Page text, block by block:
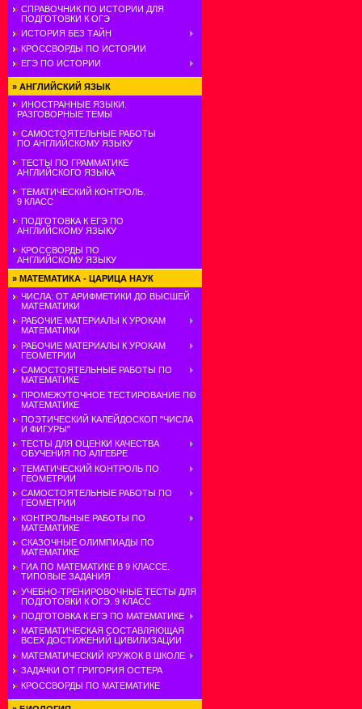
СПРАВОЧНИК ПО ИСТОРИИ ДЛЯ
ПОДГОТОВКИ К ОГЭ
ИСТОРИЯ БЕЗ ТАЙН
КРОССВОРДЫ ПО ИСТОРИИ
ЕГЭ ПО ИСТОРИИ
» АНГЛИЙСКИЙ ЯЗЫК
ИНОСТРАННЫЕ ЯЗЫКИ.
РАЗГОВОРНЫЕ ТЕМЫ
САМОСТОЯТЕЛЬНЫЕ РАБОТЫ
ПО АНГЛИЙСКОМУ ЯЗЫКУ
ТЕСТЫ ПО ГРАММАТИКЕ
АНГЛИЙСКОГО ЯЗЫКА
ТЕМАТИЧЕСКИЙ КОНТРОЛЬ.
9 КЛАСС
ПОДГОТОВКА К ЕГЭ ПО
АНГЛИЙСКОМУ ЯЗЫКУ
КРОССВОРДЫ ПО
АНГЛИЙСКОМУ ЯЗЫКУ
» МАТЕМАТИКА - ЦАРИЦА НАУК
ЧИСЛА: ОТ АРИФМЕТИКИ ДО ВЫСШЕЙ
МАТЕМАТИКИ
РАБОЧИЕ МАТЕРИАЛЫ К УРОКАМ
МАТЕМАТИКИ
РАБОЧИЕ МАТЕРИАЛЫ К УРОКАМ
ГЕОМЕТРИИ
САМОСТОЯТЕЛЬНЫЕ РАБОТЫ ПО
МАТЕМАТИКЕ
ПРОМЕЖУТОЧНОЕ ТЕСТИРОВАНИЕ ПО
МАТЕМАТИКЕ
ПОЭТИЧЕСКИЙ КАЛЕЙДОСКОП "ЧИСЛА
И ФИГУРЫ"
ТЕСТЫ ДЛЯ ОЦЕНКИ КАЧЕСТВА
ОБУЧЕНИЯ ПО АЛГЕБРЕ
ТЕМАТИЧЕСКИЙ КОНТРОЛЬ ПО
ГЕОМЕТРИИ
САМОСТОЯТЕЛЬНЫЕ РАБОТЫ ПО
ГЕОМЕТРИИ
КОНТРОЛЬНЫЕ РАБОТЫ ПО
МАТЕМАТИКЕ
СКАЗОЧНЫЕ ОЛИМПИАДЫ ПО
МАТЕМАТИКЕ
ГИА ПО МАТЕМАТИКЕ В 9 КЛАССЕ.
ТИПОВЫЕ ЗАДАНИЯ
УЧЕБНО-ТРЕНИРОВОЧНЫЕ ТЕСТЫ ДЛЯ
ПОДГОТОВКИ К ОГЭ. 9 КЛАСС
ПОДГОТОВКА К ЕГЭ ПО МАТЕМАТИКЕ
МАТЕМАТИЧЕСКАЯ СОСТАВЛЯЮЩАЯ
ВСЕХ ДОСТИЖЕНИЙ ЦИВИЛИЗАЦИИ
МАТЕМАТИЧЕСКИЙ КРУЖОК В ШКОЛЕ
ЗАДАЧКИ ОТ ГРИГОРИЯ ОСТЕРА
КРОССВОРДЫ ПО МАТЕМАТИКЕ